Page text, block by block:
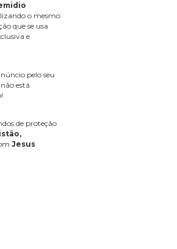
o mesmo
que se usa
e
pelo seu
está
de proteção
Jesus